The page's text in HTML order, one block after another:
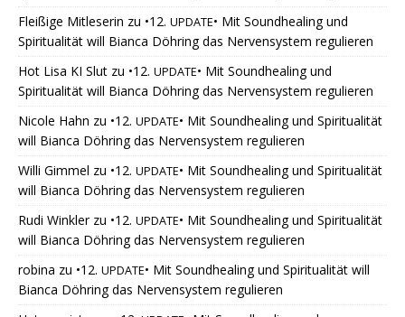
Fleißige Mitleserin zu •12. UPDATE• Mit Soundhealing und
Spiritualität will Bianca Döhring das Nervensystem regulieren
Hot Lisa KI Slut zu •12. UPDATE• Mit Soundhealing und
Spiritualität will Bianca Döhring das Nervensystem regulieren
Nicole Hahn zu •12. UPDATE• Mit Soundhealing und Spiritualität
will Bianca Döhring das Nervensystem regulieren
Willi Gimmel zu •12. UPDATE• Mit Soundhealing und Spiritualität
will Bianca Döhring das Nervensystem regulieren
Rudi Winklerzu •12. UPDATE• Mit Soundhealing und Spiritualität
will Bianca Döhring das Nervensystem regulieren
robina zu •12. UPDATE• Mit Soundhealing und Spiritualität will
Bianca Döhring das Nervensystem regulieren